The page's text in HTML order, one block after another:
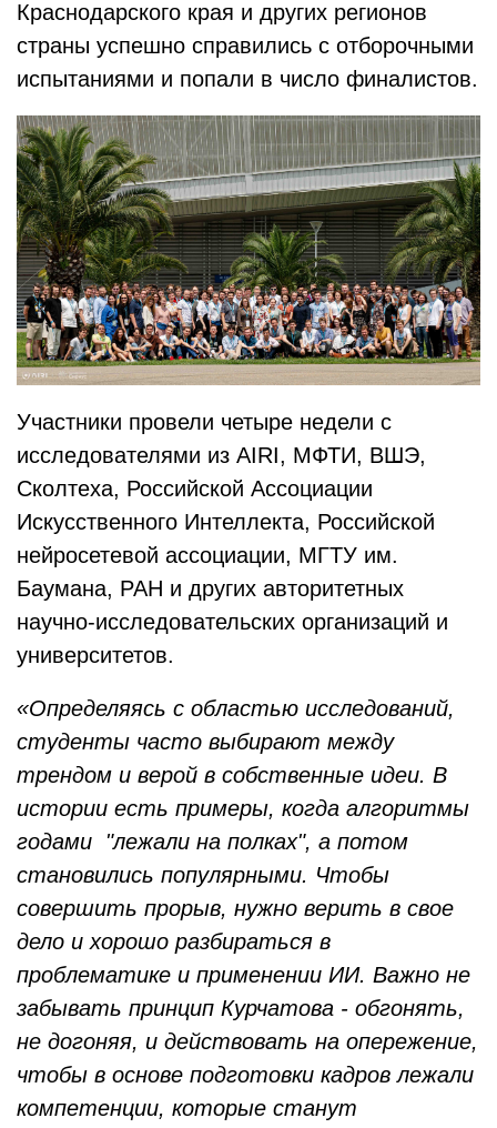
Краснодарского края и других регионов
страны успешно справились с отборочными
испытаниями и попали в число финалистов.
Участники провели четыре недели с
исследователями из AIRI, МФТИ, ВШЭ,
Сколтеха, Российской Ассоциации
Искусственного Интеллекта, Российской
нейросетевой ассоциации, МГТУ им.
Баумана, РАН и других авторитетных
научно-исследовательских организаций и
университетов.
«Определяясь с областью исследований,
студенты часто выбирают между
трендом и верой в собственные идеи. В
истории есть примеры, когда алгоритмы
годами "лежали на полках", а потом
становились популярными. Чтобы
совершить прорыв, нужно верить в свое
дело и хорошо разбираться в
проблематике и применении ИИ. Важно не
забывать принцип Курчатова - обгонять,
не догоняя, и действовать на опережение,
чтобы в основе подготовки кадров лежали
компетенции, которые станут